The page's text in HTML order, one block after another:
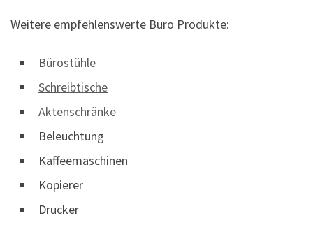
Weitere empfehlenswerte Büro Produkte:
Bürostühle
Schreibtische
Aktenschränke
Beleuchtung
Kaffeemaschinen
Kopierer
Drucker